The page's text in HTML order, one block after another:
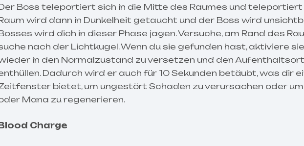
Boss teleportiert sich in die Mitte des Raumes und teleportiert
wird dann in Dunkelheit getaucht und der Boss wird
wird dich in dieser Phase jagen. Versuche, am Rand des
nach der Lichtkugel. Wenn du sie gefunden hast, aktiviere
in den Normalzustand zu versetzen und den
Dadurch wird er auch für 10 Sekunden betäubt, was dir
bietet, um ungestört Schaden zu verursachen oder
Mana zu regenerieren.
Charge